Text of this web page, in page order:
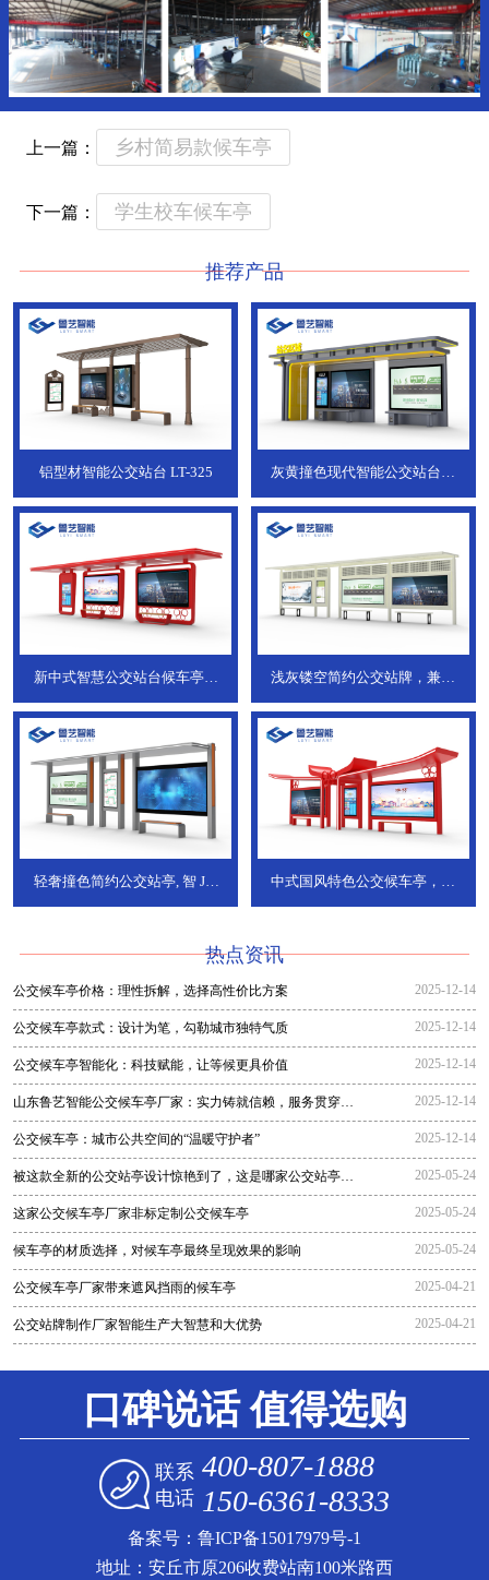
上一篇： 乡村简易款候车亭
下一篇： 学生校车候车亭
推荐产品
铝型材智能公交站台 LT-325
灰黄撞色现代智能公交站台，
新中式智慧公交站台候车亭，
浅灰镂空简约公交站牌，兼具
轻奢撞色简约公交站亭, 智 JT-
中式国风特色公交候车亭，承
热点资讯
公交候车亭价格：理性拆解，选择高性价比方案 2025-12-14
公交候车亭款式：设计为笔，勾勒城市独特气质 2025-12-14
公交候车亭智能化：科技赋能，让等候更具价值 2025-12-14
山东鲁艺智能公交候车亭厂家：实力铸就信赖，服务贯穿全
程
2025-12-14
公交候车亭：城市公共空间的“温暖守护者” 2025-12-14
被这款全新的公交站亭设计惊艳到了，这是哪家公交站亭生
产厂家生
2025-05-24
这家公交候车亭厂家非标定制公交候车亭 2025-05-24
候车亭的材质选择，对候车亭最终呈现效果的影响 2025-05-24
公交候车亭厂家带来遮风挡雨的候车亭 2025-04-21
公交站牌制作厂家智能生产大智慧和大优势 2025-04-21
口碑说话 值得选购
联系
电话
400-807-1888
150-6361-8333
备案号： 鲁ICP备15017979号-1
地址：安丘市原206收费站南100米路西